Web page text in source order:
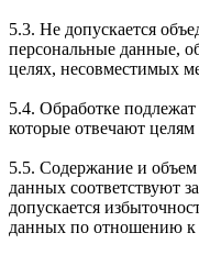
5.3. Не допускается
персональные данные,
целях, несовместимых
5.4. Обработке
которые отвечают целям
5.5. Содержание и
данных соответствуют
допускается
данных по отношению к